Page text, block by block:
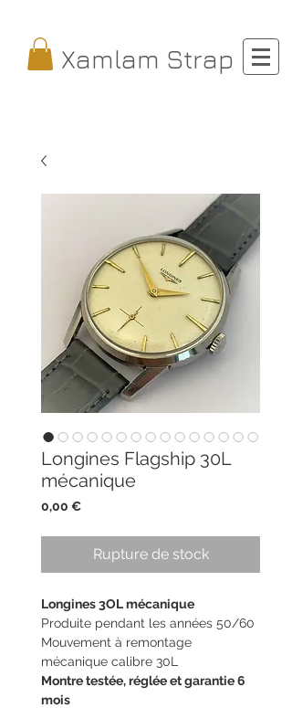
Xamlam Strap
Longines Flagship 30L
mécanique
0,00 €Prix
Rupture de stock
Longines 3OL mécanique
Produite pendant les années 50/60
Mouvement à remontage
mécanique calibre 30L
Montre testée, réglée et garantie 6
mois